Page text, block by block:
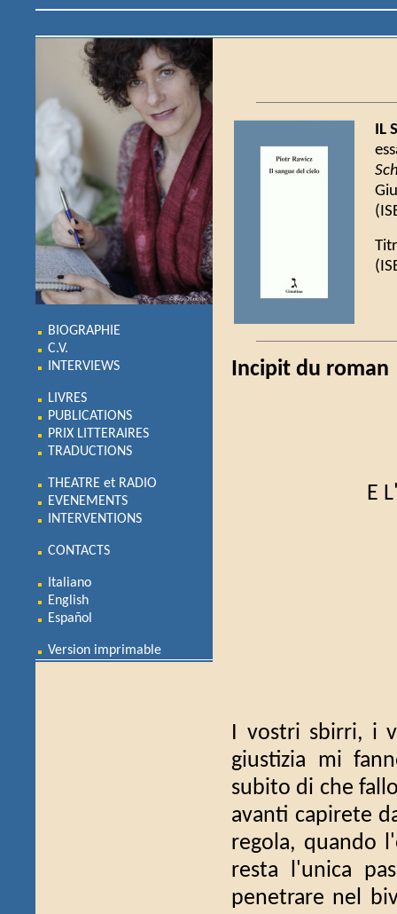
BIOGRAPHIE
C.V.
INTERVIEWS
LIVRES
PUBLICATIONS
PRIX LITTERAIRES
TRADUCTIONS
THEATRE et RADIO
EVENEMENTS
INTERVENTIONS
CONTACTS
Italiano
English
Español
Version imprimable
IL
Incipit du roman
E
I vostri sbirri, i
giustizia mi
subito di che
avanti capirete
regola, quando
resta l'unica
penetrare nel